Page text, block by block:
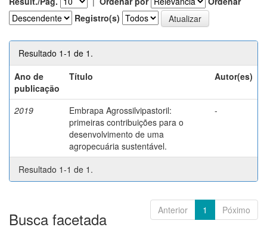
Registro(s)
Resultado 1-1 de 1.
Ano de
publicação
Título Autor(es)
2019
Embrapa Agrossilvipastoril:
primeiras contribuições para o
desenvolvimento de uma
agropecuária sustentável.
-
Resultado 1-1 de 1.
Anterior 1 Póximo
Busca facetada